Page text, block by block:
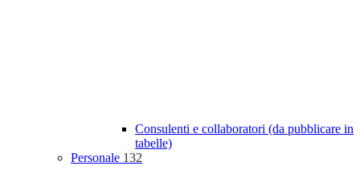
Consulenti e collaboratori (da pubblicare in
tabelle)
Personale 132